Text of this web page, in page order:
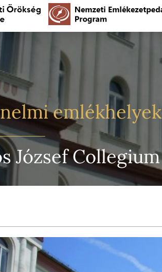
emlékhelyek
József Collegium